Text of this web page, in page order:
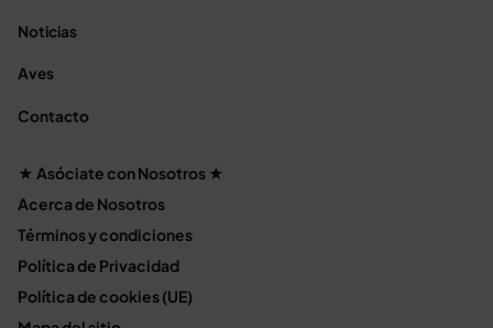
Noticias
Aves
Contacto
★ Asóciate con Nosotros ★
Acerca de Nosotros
Términos y condiciones
Política de Privacidad
Política de cookies (UE)